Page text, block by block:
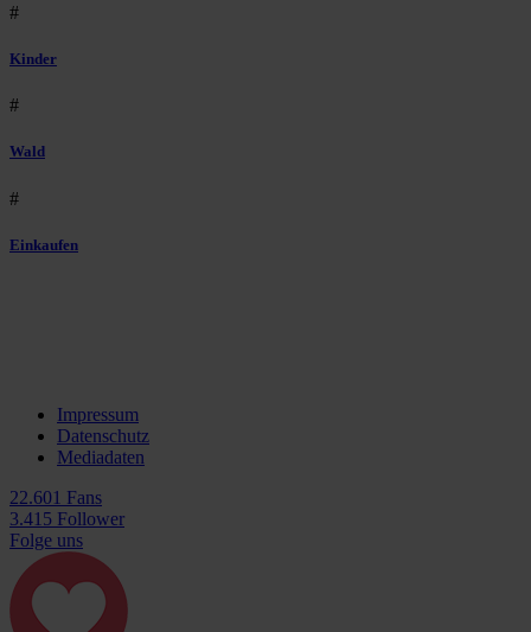
#
Kinder
#
Wald
#
Einkaufen
Impressum
Datenschutz
Mediadaten
22.601 Fans
3.415 Follower
Folge uns